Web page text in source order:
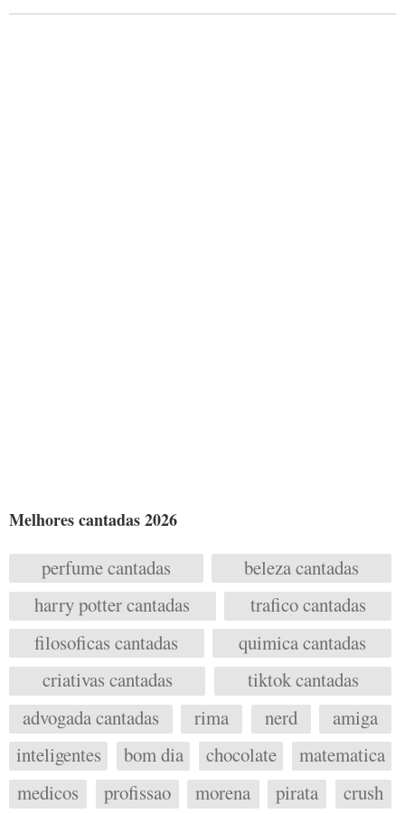
Melhores cantadas 2026
perfume cantadas
beleza cantadas
harry potter cantadas
trafico cantadas
filosoficas cantadas
quimica cantadas
criativas cantadas
tiktok cantadas
advogada cantadas
rima nerd
amiga
inteligentes
bom dia chocolate
matematica
medicos
profissao morena pirata crush